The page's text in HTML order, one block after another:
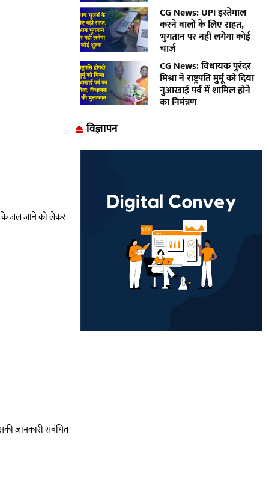
के जल जाने को लेकर
जानकारी संबंधित
CG News: UPI इस्तेमाल
करने वालों के लिए राहत,
भुगतान पर नहीं लगेगा कोई
चार्ज
CG News: विधायक पुरंदर
मिश्रा ने राष्ट्रपति मुर्मू को दिया
नुआखाई पर्व में शामिल होने
का निमंत्रण
विज्ञापन